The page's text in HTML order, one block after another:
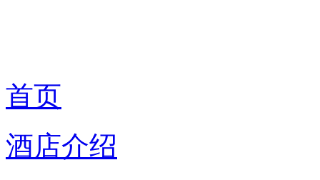
首页
酒店介绍